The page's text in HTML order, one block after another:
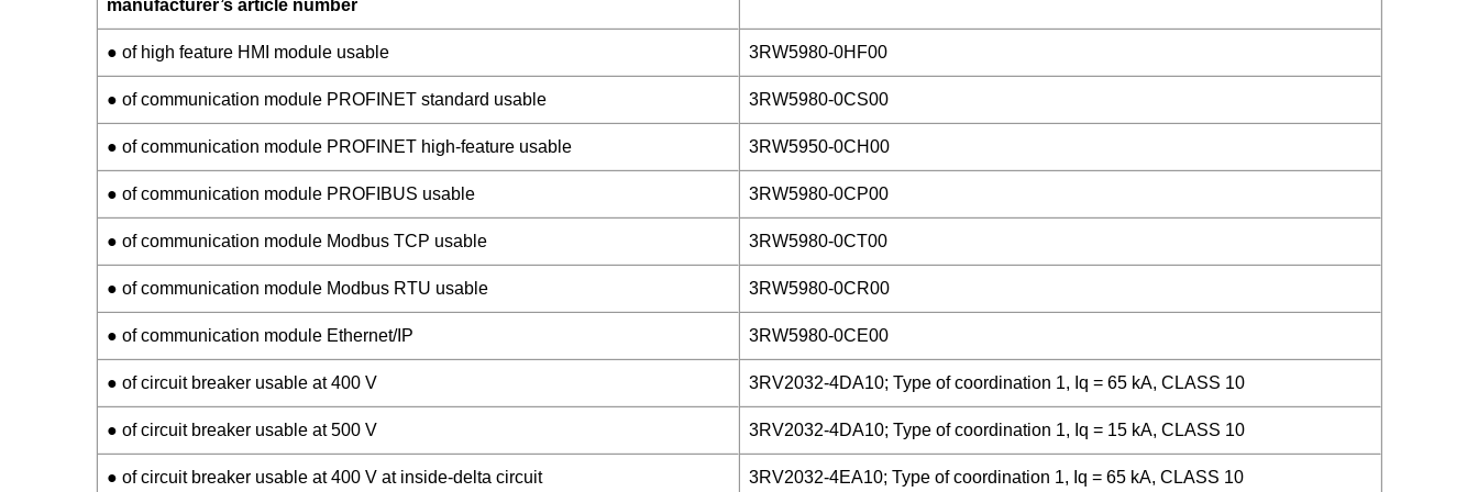
manufacturer’s article number
● of high feature HMI module usable 3RW5980-0HF00
● of communication module PROFINET standard usable 3RW5980-0CS00
● of communication module PROFINET high-feature usable 3RW5950-0CH00
● of communication module PROFIBUS usable 3RW5980-0CP00
● of communication module Modbus TCP usable 3RW5980-0CT00
● of communication module Modbus RTU usable 3RW5980-0CR00
● of communication module Ethernet/IP 3RW5980-0CE00
● of circuit breaker usable at 400 V 3RV2032-4DA10; Type of coordination 1, Iq = 65 kA, CLASS 10
● of circuit breaker usable at 500 V 3RV2032-4DA10; Type of coordination 1, Iq = 15 kA, CLASS 10
● of circuit breaker usable at 400 V at inside-delta circuit 3RV2032-4EA10; Type of coordination 1, Iq = 65 kA, CLASS 10